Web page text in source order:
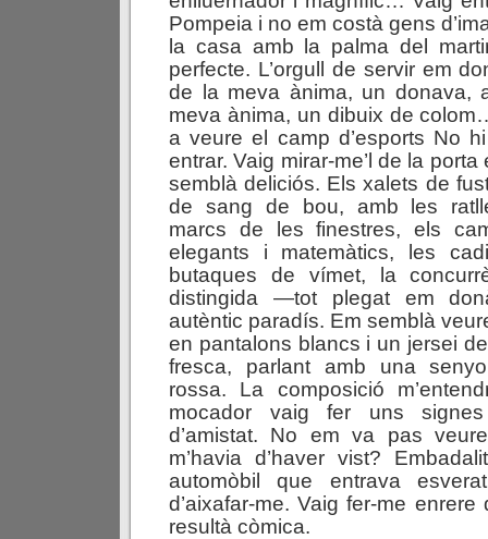
Pompeia i no em costà gens
la casa amb la palma del
perfecte. L’orgull de servir em
de la meva ànima, un donava,
meva ànima, un dibuix de
a veure el camp d’esports No
entrar. Vaig mirar-me’l de la
semblà deliciós. Els xalets de
de sang de bou, amb les
marcs de les finestres, els
elegants i matemàtics, les
butaques de vímet, la
distingida —tot plegat em
autèntic paradís. Em semblà
en pantalons blancs i un jersei
fresca, parlant amb una
rossa. La composició
mocador vaig fer uns
d’amistat. No em va pas
m’havia d’haver vist?
automòbil que entrava
d’aixafar-me. Vaig fer-me enrere
resultà còmica.